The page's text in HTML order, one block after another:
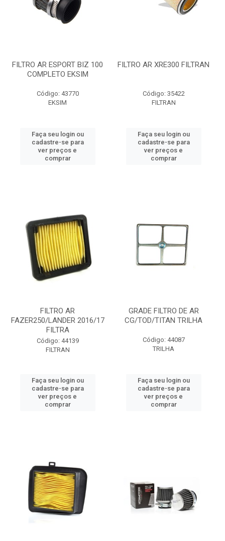
FILTRO AR ESPORT BIZ 100
COMPLETO EKSIM
Código: 43770
EKSIM
Faça seu login ou
cadastre-se para
ver preços e
comprar
FILTRO AR XRE300 FILTRAN
Código: 35422
FILTRAN
Faça seu login ou
cadastre-se para
ver preços e
comprar
FILTRO AR
FAZER250/LANDER 2016/17
FILTRA
Código: 44139
FILTRAN
Faça seu login ou
cadastre-se para
ver preços e
comprar
GRADE FILTRO DE AR
CG/TOD/TITAN TRILHA
Código: 44087
TRILHA
Faça seu login ou
cadastre-se para
ver preços e
comprar